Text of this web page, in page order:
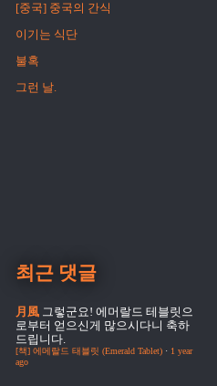
[중국] 중국의 간식
이기는 식단
불혹
그런 날.
최근 댓글
月風 그렇군요! 에머랄드 테블릿으
로부터 얻으신게 많으시다니 축하
드립니다.
[책] 에메랄드 태블릿 (Emerald Tablet) · 1 year
ago